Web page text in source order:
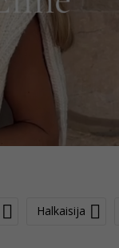
Halkaisija